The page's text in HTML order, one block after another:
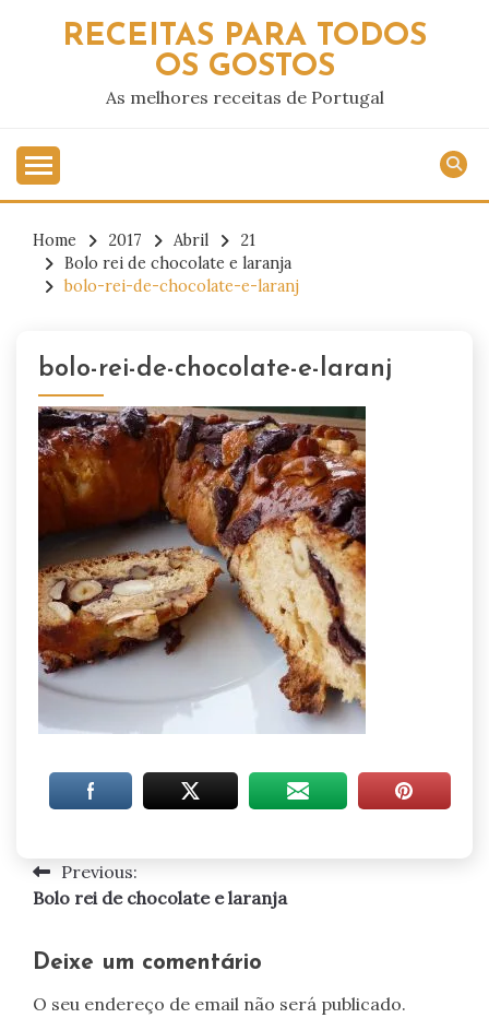
RECEITAS PARA TODOS
OS GOSTOS
As melhores receitas de Portugal
Home 2017 Abril
21
Bolo rei de chocolate e laranja
bolo-rei-de-chocolate-e-laranj
bolo-rei-de-chocolate-e-laranj
Navegação
artigos
Previous:
Bolo rei de chocolate e laranja
Deixe um comentário
O seu endereço de email não será publicado.